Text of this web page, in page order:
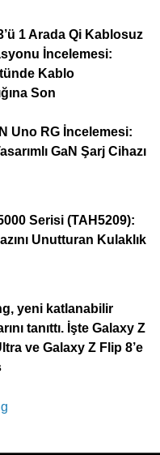
1 Arada Qi Kablosuz
İncelemesi:
Kablo
Son
Uno RG İncelemesi:
GaN Şarj Cihazı
Serisi (TAH5209):
Unutturan Kulaklık
yeni katlanabilir
tanıttı. İşte Galaxy Z
ve Galaxy Z Flip 8’e